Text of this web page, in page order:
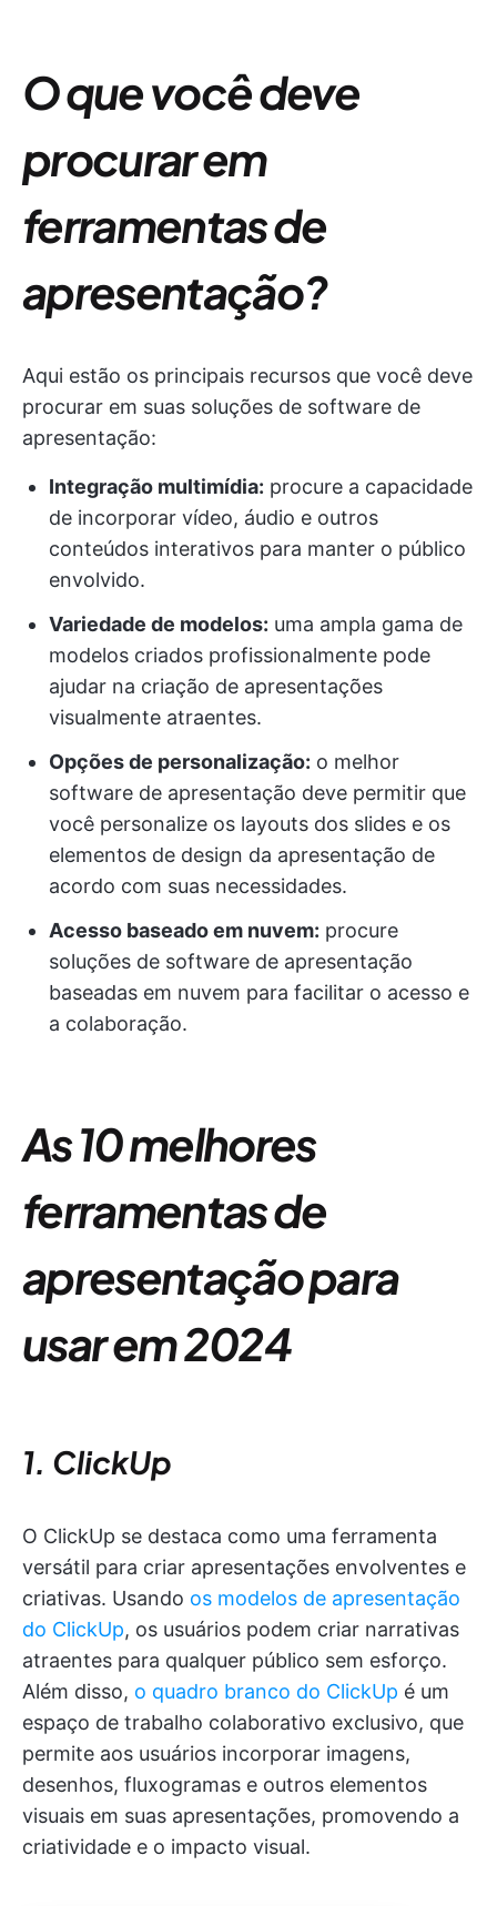
O que você deve
procurar em
ferramentas de
apresentação?
Aqui estão os principais recursos que você deve
procurar em suas soluções de software de
apresentação:
Integração multimídia: procure a capacidade
de incorporar vídeo, áudio e outros
conteúdos interativos para manter o público
envolvido.
Variedade de modelos: uma ampla gama de
modelos criados profissionalmente pode
ajudar na criação de apresentações
visualmente atraentes.
Opções de personalização: o melhor
software de apresentação deve permitir que
você personalize os layouts dos slides e os
elementos de design da apresentação de
acordo com suas necessidades.
Acesso baseado em nuvem: procure
soluções de software de apresentação
baseadas em nuvem para facilitar o acesso e
a colaboração.
As 10 melhores
ferramentas de
apresentação para
usar em 2024
1. ClickUp
O ClickUp se destaca como uma ferramenta
versátil para criar apresentações envolventes e
criativas. Usando os modelos de apresentação
do ClickUp, os usuários podem criar narrativas
atraentes para qualquer público sem esforço.
Além disso, o quadro branco do ClickUp é um
espaço de trabalho colaborativo exclusivo, que
permite aos usuários incorporar imagens,
desenhos, fluxogramas e outros elementos
visuais em suas apresentações, promovendo a
criatividade e o impacto visual.